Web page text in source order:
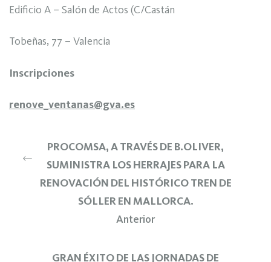
Edificio A – Salón de Actos (C/Castán
Tobeñas, 77 – Valencia
Inscripciones
renove_ventanas@gva.es
PROCOMSA, A TRAVÉS DE B.OLIVER,
SUMINISTRA LOS HERRAJES PARA LA
RENOVACIÓN DEL HISTÓRICO TREN DE
SÓLLER EN MALLORCA.
Anterior
GRAN ÉXITO DE LAS JORNADAS DE